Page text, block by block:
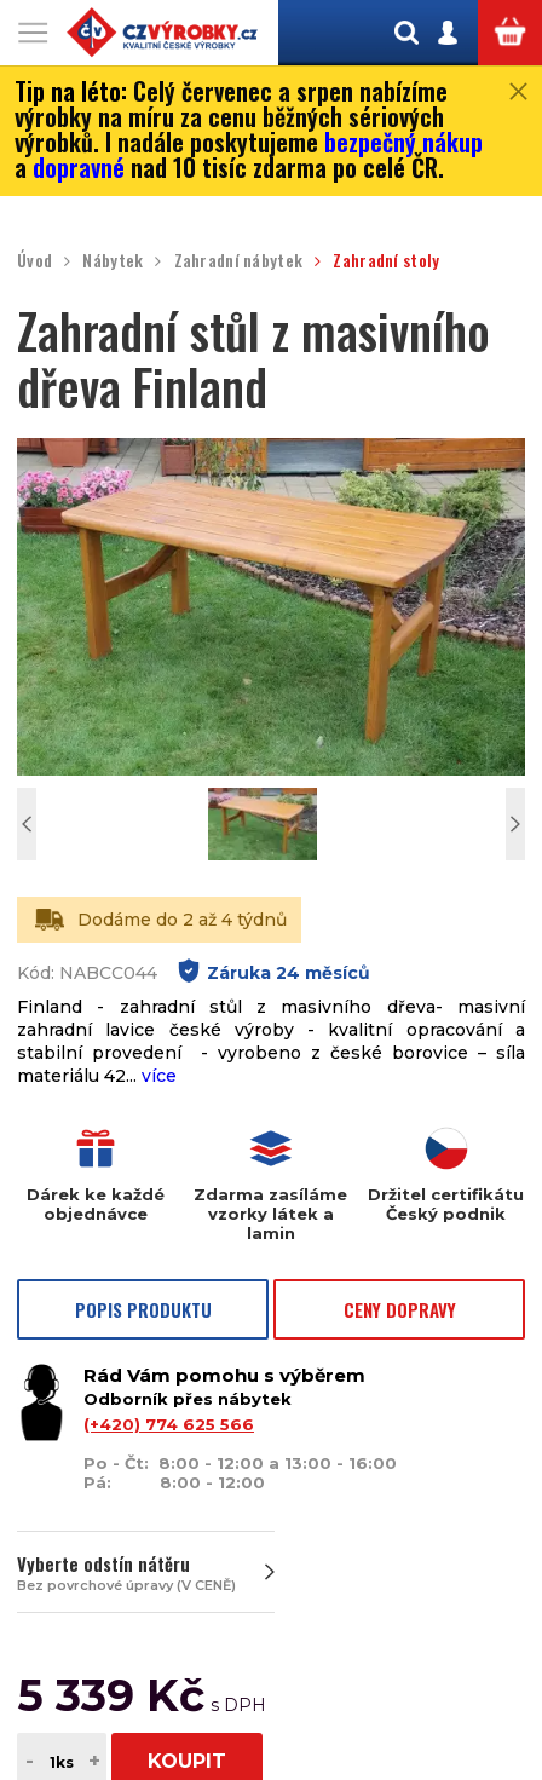
Tip na léto: Celý červenec a srpen nabízíme
výrobky na míru za cenu běžných sériových
výrobků. I nadále poskytujeme bezpečný nákup
adopravné nad 10 tisíc zdarma po celé ČR.
Úvod Nábytek Zahradní nábytek Zahradní stoly
Zahradní stůl z masivního
dřeva Finland
Dodáme do 2 až 4 týdnů
Kód: NABCC044 Záruka 24 měsíců
Finland - zahradní stůl z masivního dřeva- masivní
zahradní lavice české výroby - kvalitní opracování a
stabilní provedení - vyrobeno z české borovice – síla
materiálu 42... více
Dárek ke každé
objednávce
Zdarma zasíláme
vzorky látek a
lamin
Držitel certifikátu
Český podnik
POPIS PRODUKTU CENY DOPRAVY
Rád Vám pomohu s výběrem
Odborník přes nábytek
(+420) 774 625 566
Po - Čt: 8:00 - 12:00 a 13:00 - 16:00
Pá: 8:00 - 12:00
Vyberte odstín nátěru
Bez povrchové úpravy (V CENĚ)
5 339 Kč
- + KOUPIT